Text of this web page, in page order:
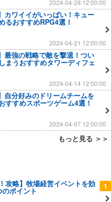
2024-04-28 12:00:00
カワイイがいっぱい！キュー
るおすすめRPG4選！
2024-04-21 12:00:00
最強の戦略で敵を撃退！つい
まうおすすめタワーディフェ
2024-04-14 12:00:00
自分好みのドリームチームを
すすめスポーツゲーム4選！
2024-04-07 12:00:00
もっと見る ＞＞
1
攻略】牧場経営イベントを効
のポイント